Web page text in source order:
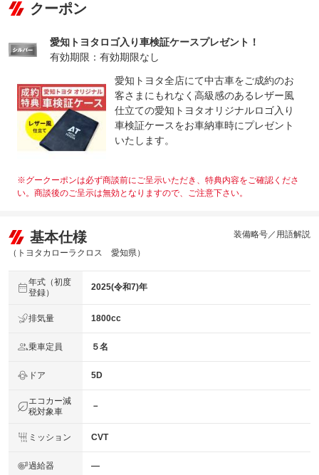
クーポン
愛知トヨタロゴ入り車検証ケースプレゼント！
有効期限：有効期限なし
愛知トヨタ全店にて中古車をご成約のお
客さまにもれなく高級感のあるレザー風
仕立ての愛知トヨタオリジナルロゴ入り
車検証ケースをお車納車時にプレゼント
いたします。
※グークーポンは必ず商談前にご呈示いただき、特典内容をご確認くださ
い。商談後のご呈示は無効となりますので、ご注意下さい。
基本仕様
（トヨタカローラクロス 愛知県）
装備略号／用語解説
年式（初度
登録）
2025(令和7)年
排気量 1800cc
乗車定員 ５名
ドア 5D
エコカー減
税対象車
－
ミッション CVT
過給器 ―